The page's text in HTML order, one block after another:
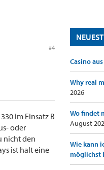
#4
im Einsatz B
oder
nicht den
ist halt eine
Casino
Why real
2026
Wo findet
August
Wie kann
möglichst